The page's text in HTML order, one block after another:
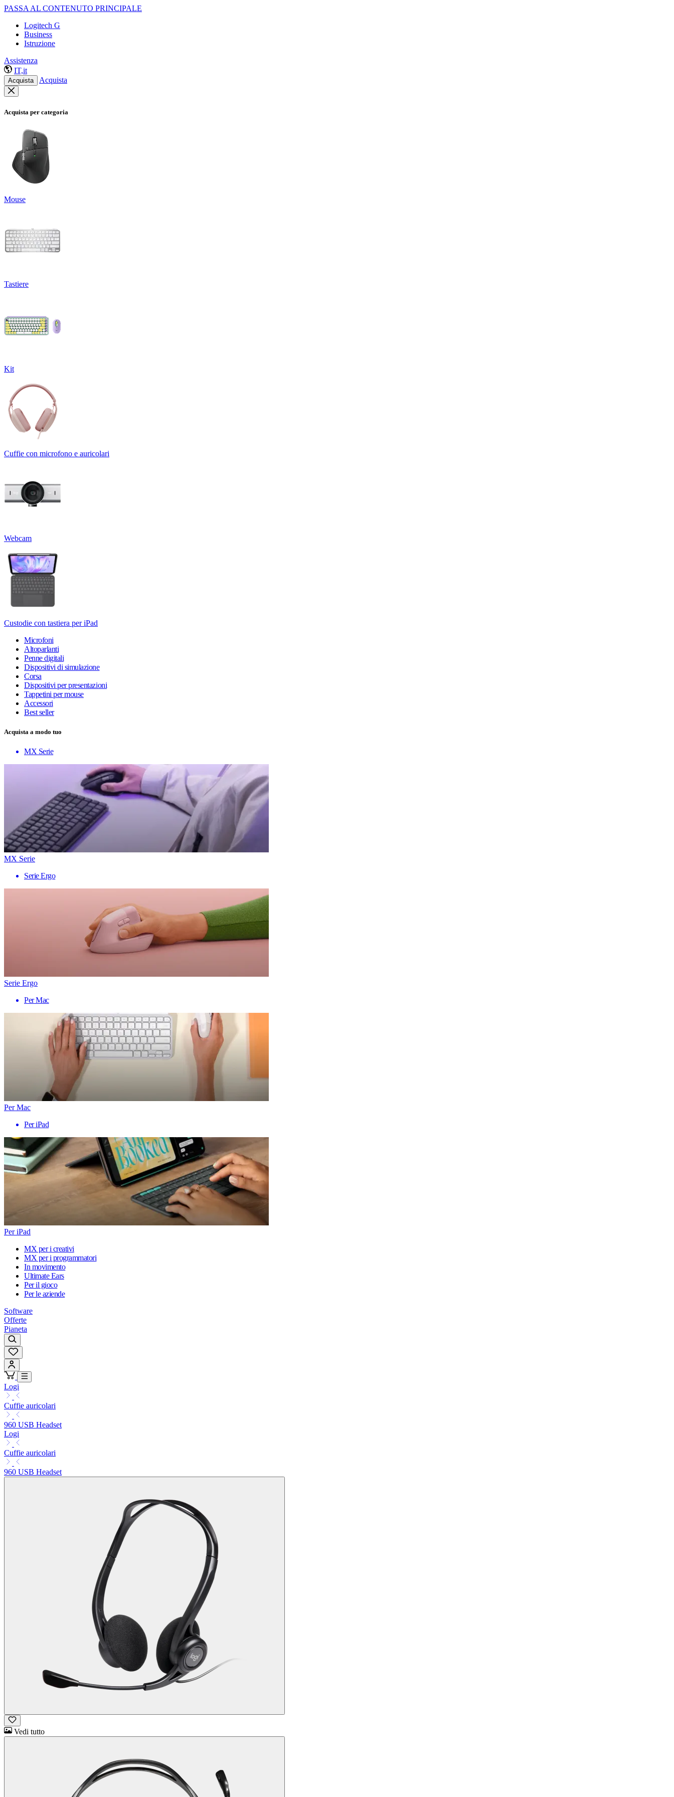
PASSA AL CONTENUTO PRINCIPALE
Logitech G
Business
Istruzione
Assistenza
IT,it
Acquista Acquista
Acquista per categoria
Mouse
Tastiere
Kit
Cuffie con microfono e auricolari
Webcam
Custodie con tastiera per iPad
Microfoni
Altoparlanti
Penne digitali
Dispositivi di simulazione
Corsa
Dispositivi per presentazioni
Tappetini per mouse
Accessori
Best seller
Acquista a modo tuo
MX Serie
MX Serie
Serie Ergo
Serie Ergo
Per Mac
Per Mac
Per iPad
Per iPad
MX per i creativi
MX per i programmatori
In movimento
Ultimate Ears
Per il gioco
Per le aziende
Software
Offerte
Pianeta
Logi
Cuffie auricolari
960 USB Headset
Logi
Cuffie auricolari
960 USB Headset
Vedi tutto